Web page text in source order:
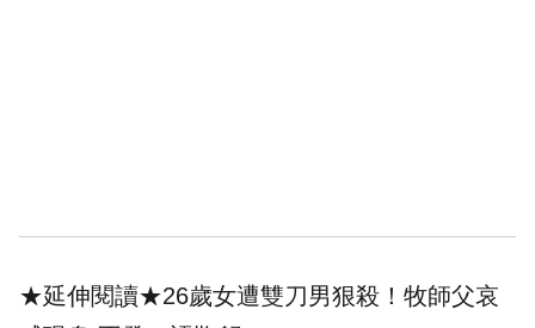
★延伸閱讀★26歲女遭雙刀男狠殺！牧師父哀